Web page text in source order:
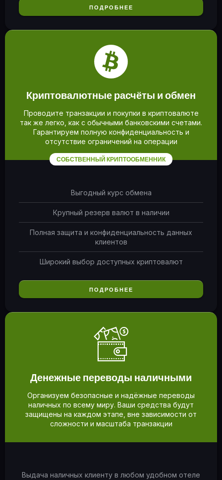
ПОДРОБНЕЕ
Криптовалютные расчёты и обмен
Проводите транзакции и покупки в криптовалюте
так же легко, как с обычными банковскими счетами.
Гарантируем полную конфиденциальность и
отсутствие ограничений на операции
СОБСТВЕННЫЙ КРИПТООБМЕННИК
Выгодный курс обмена
Крупный резерв валют в наличии
Полная защита и конфиденциальность данных
клиентов
Широкий выбор доступных криптовалют
ПОДРОБНЕЕ
Денежные переводы наличными
Организуем безопасные и надёжные переводы
наличных по всему миру. Ваши средства будут
защищены на каждом этапе, вне зависимости от
сложности и масштаба транзакции
Выдача наличных клиенту в любом удобном отеле